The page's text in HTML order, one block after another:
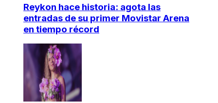
Reykon hace historia: agota las
entradas de su primer Movistar Arena
en tiempo récord